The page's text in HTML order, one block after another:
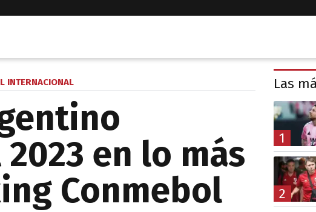
INTERNACIONAL
en lo más
Conmebol
Las
1
2